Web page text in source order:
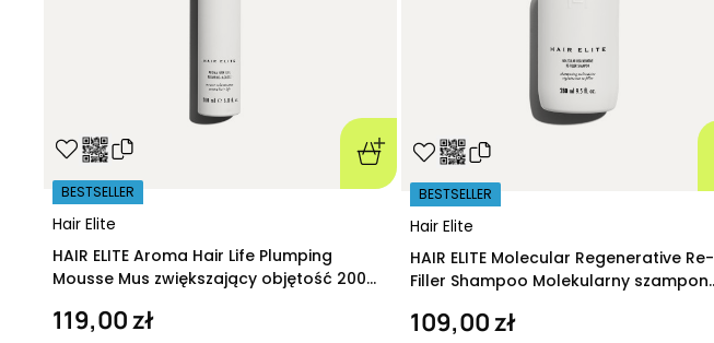
Hair Elite
BESTSELLER
HAIR ELITE Aroma Hair Life Plumping
Mousse Mus zwiększający objętość 200
119,00 zł
Hair Elite
BESTSELLER
HAIR ELITE Molecular Regenerative Re-
Filler Shampoo Molekularny szampon
109,00 zł